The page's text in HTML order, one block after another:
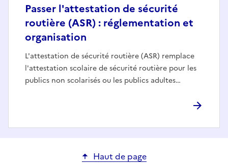
Passer l'attestation de sécurité
routière (ASR) : réglementation et
organisation
L'attestation de sécurité routière (ASR) remplace
l'attestation scolaire de sécurité routière pour les
publics non scolarisés ou les publics adultes…
Haut de page